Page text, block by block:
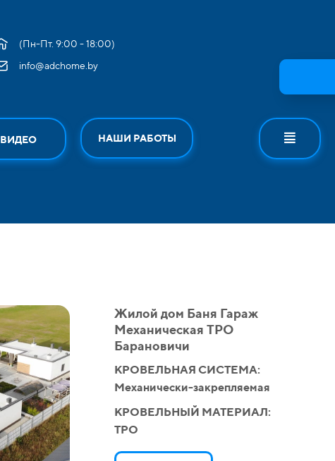
(Пн-Пт. 9:00 - 18:00)
info@adchome.by
ВИДЕО НАШИ РАБОТЫ
Жилой дом Баня Гараж
Механическая ТPO
Барановичи
КРОВЕЛЬНАЯ СИСТЕМА:
Механически-закрепляемая
КРОВЕЛЬНЫЙ МАТЕРИАЛ:
TPO